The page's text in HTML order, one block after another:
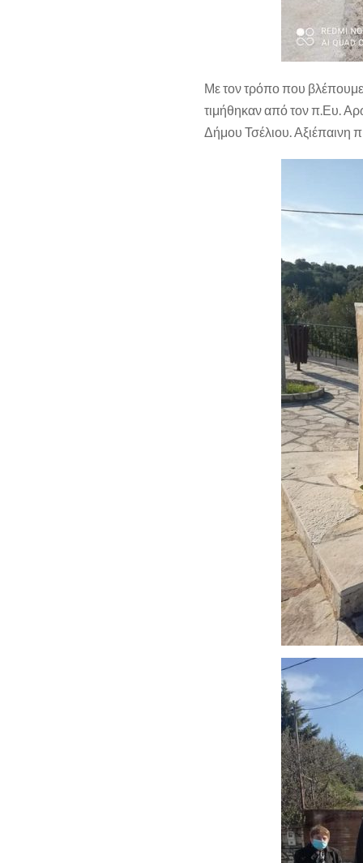
Με τον τρόπο που βλέπουμε
τιμήθηκαν από τον π.Ευ.
Δήμου Τσέλιου. Αξιέπαινη